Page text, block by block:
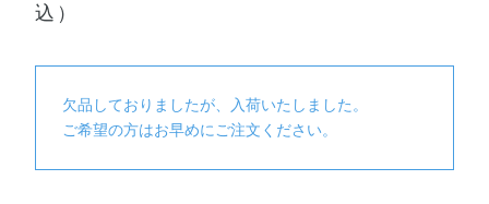
込）
欠品しておりましたが、入荷いたしました。
ご希望の方はお早めにご注文ください。